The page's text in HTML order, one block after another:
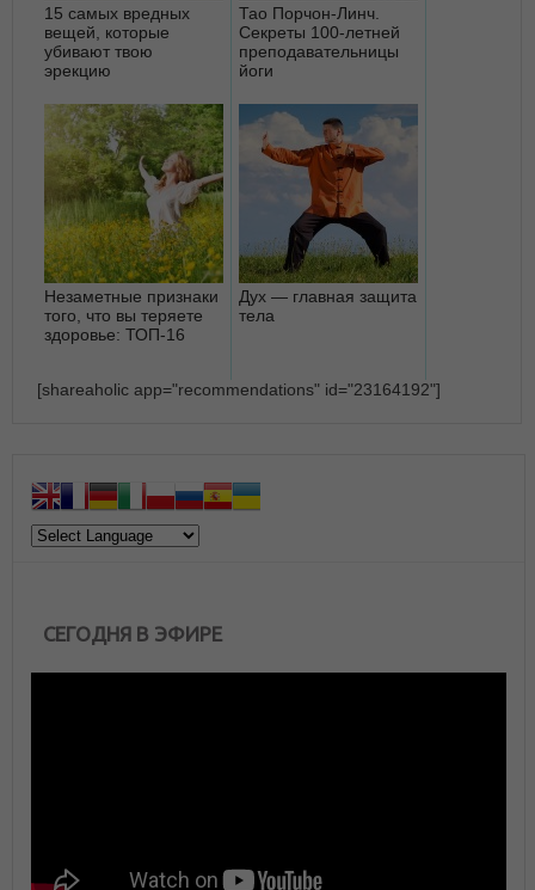
15 самых вредных
вещей, которые
убивают твою
эрекцию
Тао Порчон-Линч.
Секреты 100-летней
преподавательницы
йоги
Незаметные признаки
того, что вы теряете
здоровье: ТОП-16
Дух — главная защита
тела
[shareaholic app="recommendations" id="23164192"]
СЕГОДНЯ В ЭФИРЕ